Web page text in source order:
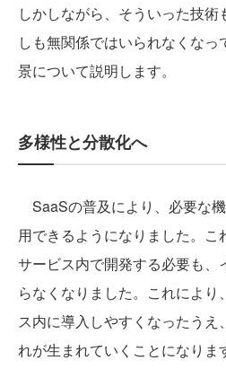
しかしながら、そういった技
しも無関係ではいられなくな
景について説明します。
多様性と分散化へ
SaaSの普及により、必要な
用できるようになりました。こ
サービス内で開発する必要も、
らなくなりました。これによ
ス内に導入しやすくなったう
れが生まれていくことになりま